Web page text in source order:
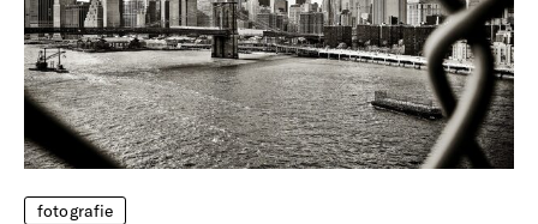
fotografie